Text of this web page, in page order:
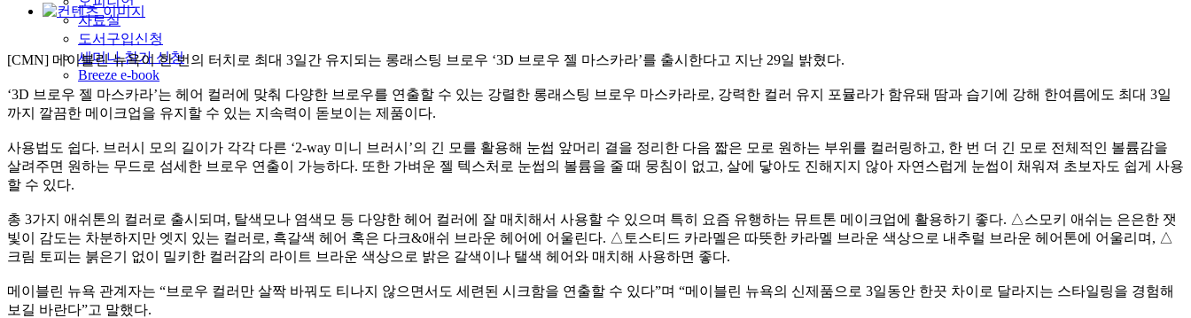
자료실
도서구입신청
세미나 참가 신청
Breeze e-book
[CMN] 메이블린 뉴욕이 한 번의 터치로 최대 3일간 유지되는 롱래스팅 브로우 ‘3D 브로우 젤 마스카라’를 출시한다고 지난 29일 밝혔다.
‘3D 브로우 젤 마스카라’는 헤어 컬러에 맞춰 다양한 브로우를 연출할 수 있는 강렬한 롱래스팅 브로우 마스카라로, 강력한 컬러 유지 포뮬라가 함유돼 땀과 습기에 강해 한여름에도 최대 3일
까지 깔끔한 메이크업을 유지할 수 있는 지속력이 돋보이는 제품이다.
사용법도 쉽다. 브러시 모의 길이가 각각 다른 ‘2-way 미니 브러시 ’의 긴 모를 활용해 눈썹 앞머리 결을 정리한 다음 짧은 모로 원하는 부위를 컬러링하고, 한 번 더 긴 모로 전체적인 볼륨감을
살려주면 원하는 무드로 섬세한 브로우 연출이 가능하다. 또한 가벼운 젤 텍스처로 눈썹의 볼륨을 줄 때 뭉침이 없고, 살에 닿아도 진해지지 않아 자연스럽게 눈썹이 채워져 초보자도 쉽게 사용
할 수 있다.
총 3가지 애쉬톤의 컬러로 출시되며 , 탈색모나 염색모 등 다양한 헤어 컬러에 잘 매치해서 사용할 수 있으며 특히 요즘 유행하는 뮤트톤 메이크업에 활용하기 좋다. △스모키 애쉬는 은은한 잿
빛이 감도는 차분하지만 엣지 있는 컬러로, 흑갈색 헤어 혹은 다크&애쉬 브라운 헤어에 어울린다. △ 토스티드 카라멜은 따뜻한 카라멜 브라운 색상으로 내추럴 브라운 헤어톤에 어울리며 , △
크림 토피는 붉은기 없이 밀키한 컬러감의 라이트 브라운 색상으로 밝은 갈색이나 탤색 헤어와 매치해 사용하면 좋다.
메이블린 뉴욕 관계자는 “브로우 컬러만 살짝 바꿔도 티나지 않으면서도 세련된 시크함을 연출할 수 있다”며 “메이블린 뉴욕의 신제품으로 3일동안 한끗 차이로 달라지는 스타일링을 경험해
보길 바란다”고 말했다.